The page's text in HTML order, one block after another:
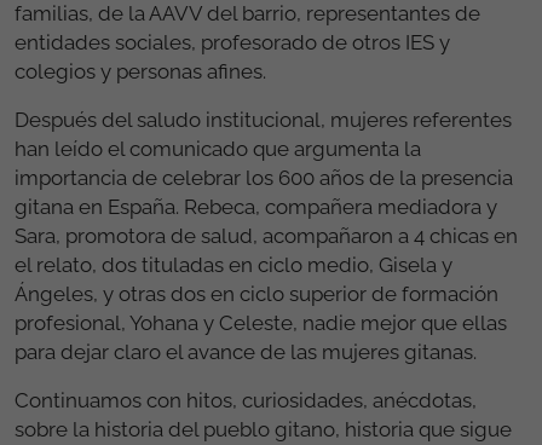
familias, de la AAVV del barrio, representantes de
entidades sociales, profesorado de otros IES y
colegios y personas afines.
Después del saludo institucional, mujeres referentes
han leído el comunicado que argumenta la
importancia de celebrar los 600 años de la presencia
gitana en España. Rebeca, compañera mediadora y
Sara, promotora de salud, acompañaron a 4 chicas en
el relato, dos tituladas en ciclo medio, Gisela y
Ángeles, y otras dos en ciclo superior de formación
profesional, Yohana y Celeste, nadie mejor que ellas
para dejar claro el avance de las mujeres gitanas.
Continuamos con hitos, curiosidades, anécdotas,
sobre la historia del pueblo gitano, historia que sigue